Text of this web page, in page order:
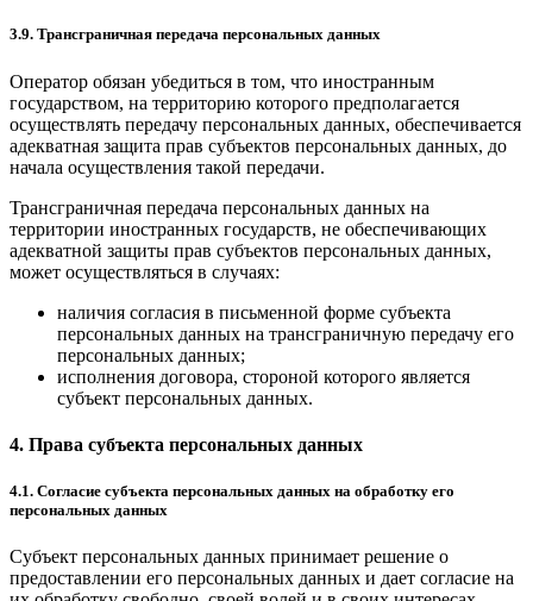
3.9. Трансграничная передача персональных данных
Оператор обязан убедиться в том, что иностранным
государством, на территорию которого предполагается
осуществлять передачу персональных данных, обеспечивается
адекватная защита прав субъектов персональных данных, до
начала осуществления такой передачи.
Трансграничная передача персональных данных на
территории иностранных государств, не обеспечивающих
адекватной защиты прав субъектов персональных данных,
может осуществляться в случаях:
наличия согласия в письменной форме субъекта
персональных данных на трансграничную передачу его
персональных данных;
исполнения договора, стороной которого является
субъект персональных данных.
4. Права субъекта персональных данных
4.1. Согласие субъекта персональных данных на обработку его
персональных данных
Субъект персональных данных принимает решение о
предоставлении его персональных данных и дает согласие на